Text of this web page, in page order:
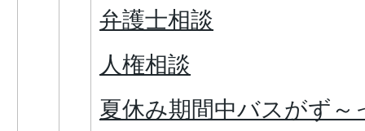
弁護士相談
人権相談
夏休み期間中バスがず～